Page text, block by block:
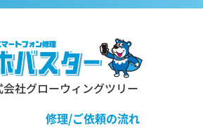
履歴情報および特性情報を、ユ
する際に収集します。
を収集・利用する目的）
集・利用する目的は、以下の
含みます）（以下「交換品」と
依頼品との交換をもって、本サ
せていただく場合がございま
換にご同意いただけない場合
ていただきます。
社グローウィングツリー
修理/ご依頼の流れ